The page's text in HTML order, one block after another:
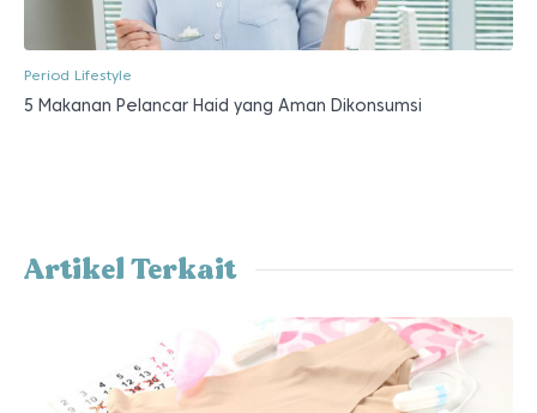
Period Lifestyle
5 Makanan Pelancar Haid yang Aman Dikonsumsi
Artikel Terkait